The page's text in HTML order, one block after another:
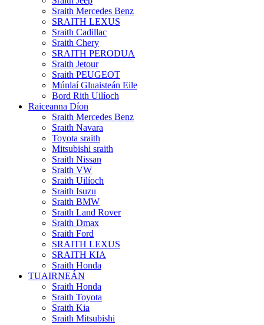
Sraith Mercedes Benz
SRAITH LEXUS
Sraith Cadillac
Sraith Chery
SRAITH PERODUA
Sraith Jetour
Sraith PEUGEOT
Múnlaí Gluaisteán Eile
Bord Rith Uilíoch
Raiceanna Díon
Sraith Mercedes Benz
Sraith Navara
Toyota sraith
Mitsubishi sraith
Sraith Nissan
Sraith VW
Sraith Uilíoch
Sraith Isuzu
Sraith BMW
Sraith Land Rover
Sraith Dmax
Sraith Ford
SRAITH LEXUS
SRAITH KIA
Sraith Honda
TUAIRNEÁN
Sraith Honda
Sraith Toyota
Sraith Kia
Sraith Mitsubishi